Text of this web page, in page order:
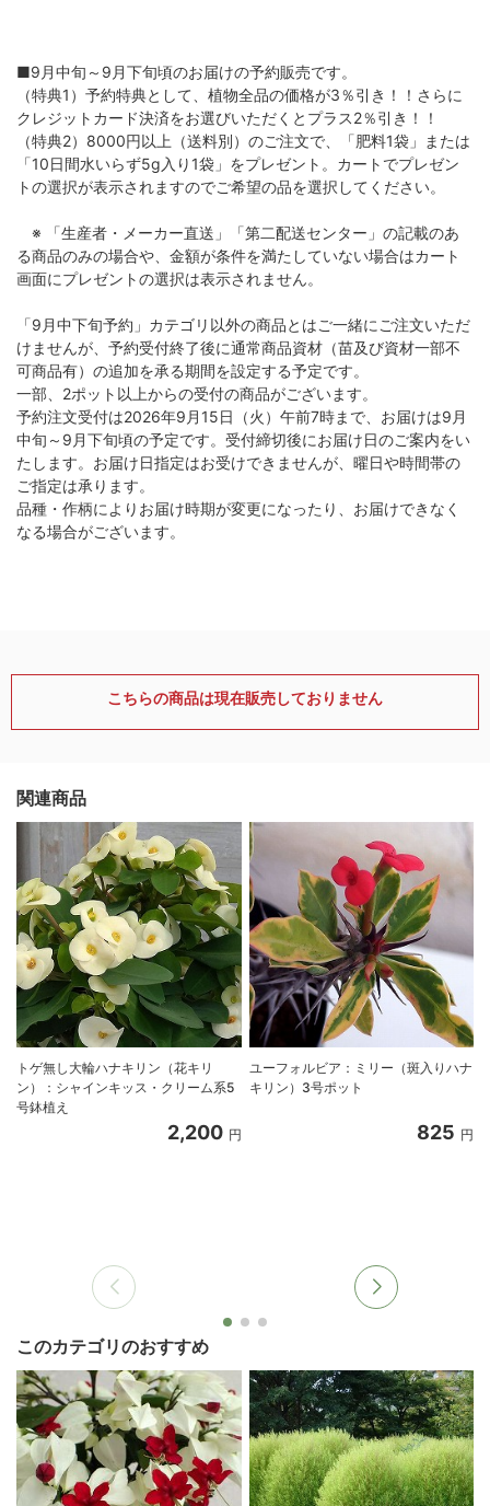
■9月中旬～9月下旬頃のお届けの予約販売です。
（特典1）予約特典として、植物全品の価格が3％引き！！さらに
クレジットカード決済をお選びいただくとプラス2％引き！！
（特典2）8000円以上（送料別）のご注文で、「肥料1袋」または
「10日間水いらず5g入り1袋」をプレゼント。カートでプレゼン
トの選択が表示されますのでご希望の品を選択してください。
※ 「生産者・メーカー直送」「第二配送センター」の記載のあ
る商品のみの場合や、金額が条件を満たしていない場合はカート
画面にプレゼントの選択は表示されません。
「9月中下旬予約」カテゴリ以外の商品とはご一緒にご注文いただ
けませんが、予約受付終了後に通常商品資材（苗及び資材一部不
可商品有）の追加を承る期間を設定する予定です。
一部、2ポット以上からの受付の商品がございます。
予約注文受付は2026年9月15日（火）午前7時まで、お届けは9月
中旬～9月下旬頃の予定です。受付締切後にお届け日のご案内をい
たします。お届け日指定はお受けできませんが、曜日や時間帯の
ご指定は承ります。
品種・作柄によりお届け時期が変更になったり、お届けできなく
なる場合がございます。
こちらの商品は現在販売しておりません
関連商品
トゲ無し大輪ハナキリン（花キリ
ン）：シャインキッス・クリーム系5
号鉢植え
2,200 円
ユーフォルビア：ミリー（斑入りハナ
キリン）3号ポット
825 円
このカテゴリのおすすめ